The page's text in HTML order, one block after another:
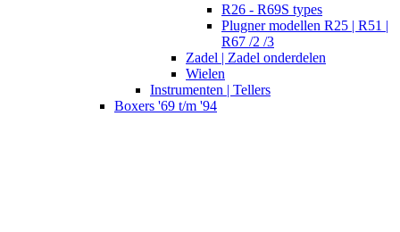
R26 - R69S types
Plugner modellen R25 | R51 |
R67 /2 /3
Zadel | Zadel onderdelen
Wielen
Instrumenten | Tellers
Boxers '69 t/m '94